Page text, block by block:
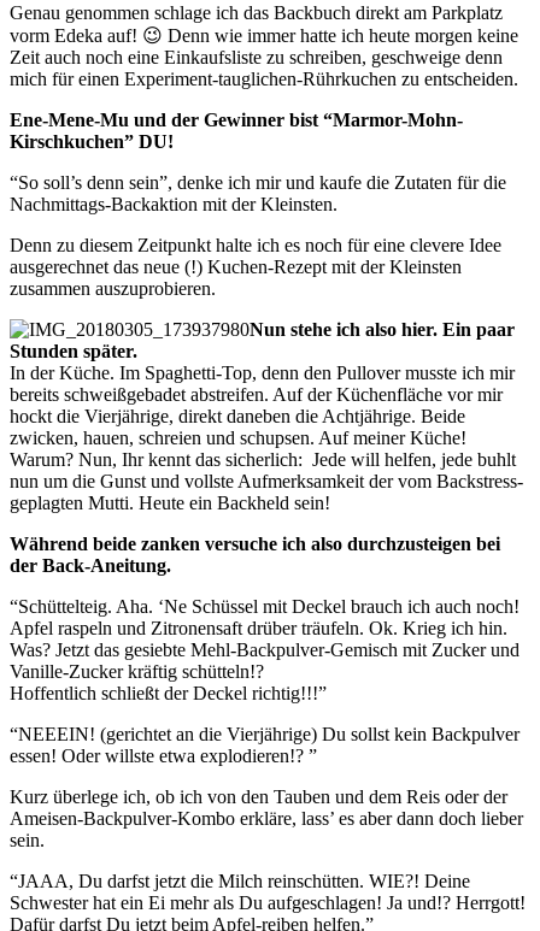
Genau genommen schlage ich das Backbuch direkt am Parkplatz
vorm Edeka auf! 😉 Denn wie immer hatte ich heute morgen keine
Zeit auch noch eine Einkaufsliste zu schreiben, geschweige denn
mich für einen Experiment-tauglichen-Rührkuchen zu entscheiden.
Ene-Mene-Mu und der Gewinner bist “Marmor-Mohn-
Kirschkuchen” DU!
“So soll’s denn sein”, denke ich mir und kaufe die Zutaten für die
Nachmittags-Backaktion mit der Kleinsten.
Denn zu diesem Zeitpunkt halte ich es noch für eine clevere Idee
ausgerechnet das neue (!) Kuchen-Rezept mit der Kleinsten
zusammen auszuprobieren.
Nun stehe ich also hier. Ein paar
Stunden später.
In der Küche. Im Spaghetti-Top, denn den Pullover musste ich mir
bereits schweißgebadet abstreifen. Auf der Küchenfläche vor mir
hockt die Vierjährige, direkt daneben die Achtjährige. Beide
zwicken, hauen, schreien und schupsen. Auf meiner Küche!
Warum? Nun, Ihr kennt das sicherlich: Jede will helfen, jede buhlt
nun um die Gunst und vollste Aufmerksamkeit der vom Backstress-
geplagten Mutti. Heute ein Backheld sein!
Während beide zanken versuche ich also durchzusteigen bei
der Back-Aneitung.
“Schüttelteig. Aha. ‘Ne Schüssel mit Deckel brauch ich auch noch!
Apfel raspeln und Zitronensaft drüber träufeln. Ok. Krieg ich hin.
Was? Jetzt das gesiebte Mehl-Backpulver-Gemisch mit Zucker und
Vanille-Zucker kräftig schütteln!?
Hoffentlich schließt der Deckel richtig!!!”
“NEEEIN! (gerichtet an die Vierjährige) Du sollst kein Backpulver
essen! Oder willste etwa explodieren!? ”
Kurz überlege ich, ob ich von den Tauben und dem Reis oder der
Ameisen-Backpulver-Kombo erkläre, lass’ es aber dann doch lieber
sein.
“JAAA, Du darfst jetzt die Milch reinschütten. WIE?! Deine
Schwester hat ein Ei mehr als Du aufgeschlagen! Ja und!? Herrgott!
Dafür darfst Du jetzt beim Apfel-reiben helfen.”